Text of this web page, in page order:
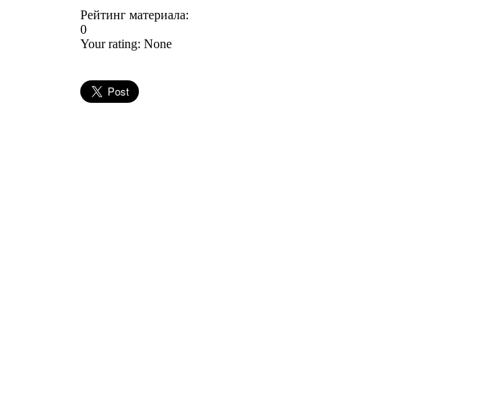
Рейтинг материала:
0
Your rating: None